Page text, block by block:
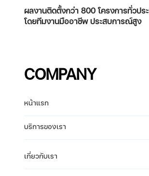
ผลงานติดตั้งกว่า 800 โครงการทั่วปร
โดยทีมงานมืออาชีพ ประสบการณ์สูง
COMPANY
หน้าแรก
บริการของเรา
เกี่ยวกับเรา